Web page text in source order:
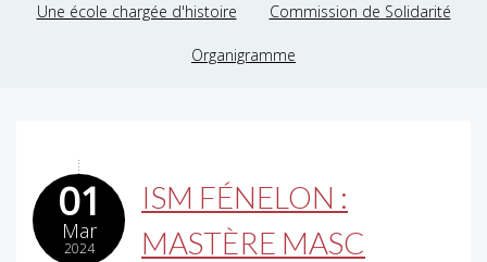
Une école chargée d'histoire Commission de Solidarité
Organigramme
01
Mar
2024
ISM FÉNELON :
MASTÈRE MASC